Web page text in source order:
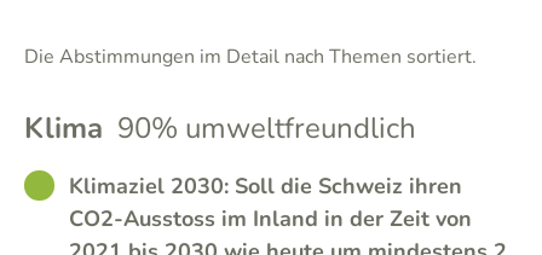
Die Abstimmungen im Detail nach Themen sortiert.
Klima 90% umweltfreundlich
GOODKlimaziel 2030: Soll die Schweiz ihren
CO2-Ausstoss im Inland in der Zeit von